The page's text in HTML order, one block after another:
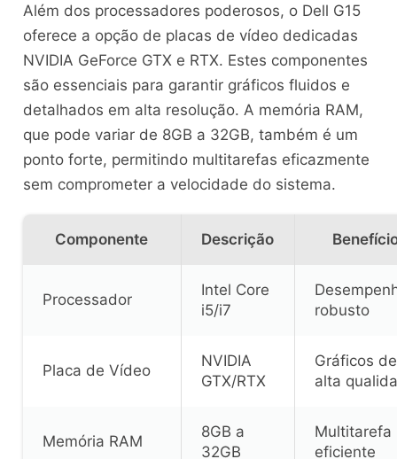
Além dos processadores poderosos, o Dell G15
oferece a opção de placas de vídeo dedicadas
NVIDIA GeForce GTX e RTX. Estes componentes
são essenciais para garantir gráficos fluidos e
detalhados em alta resolução. A memória RAM,
que pode variar de 8GB a 32GB, também é um
ponto forte, permitindo multitarefas eficazmente
sem comprometer a velocidade do sistema.
Componente Descrição
Processador
Intel Core
i5/i7
robusto
Placa de Vídeo
NVIDIA
GTX/RTX
Gráficos de
alta
Memória RAM
8GB a
32GB
Multitarefa
eficiente